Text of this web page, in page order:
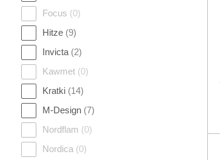
Focus (0)
Hitze (9)
Invicta (2)
Kawmet (0)
Kratki (14)
M-Design (7)
Nordflam (0)
Nordica (0)